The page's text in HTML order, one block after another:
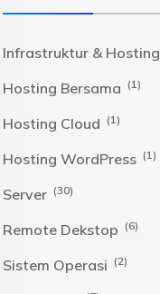
Infrastruktur & Hosting
Hosting Bersama (1)
Hosting Cloud (1)
Hosting WordPress (1)
Server (30)
Remote Dekstop (6)
Sistem Operasi (2)